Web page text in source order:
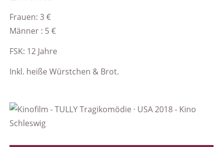
Frauen: 3 €
Männer : 5 €
FSK: 12 Jahre
Inkl. heiße Würstchen & Brot.